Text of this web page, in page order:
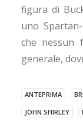
figura di
uno
che nessun
generale,
ANTEPRIMA
JOHN SHIRLEY